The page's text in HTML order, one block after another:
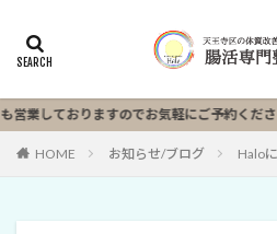
しておりますのでお気軽にご予約ください（
HOME お知らせ/ブログ Halo